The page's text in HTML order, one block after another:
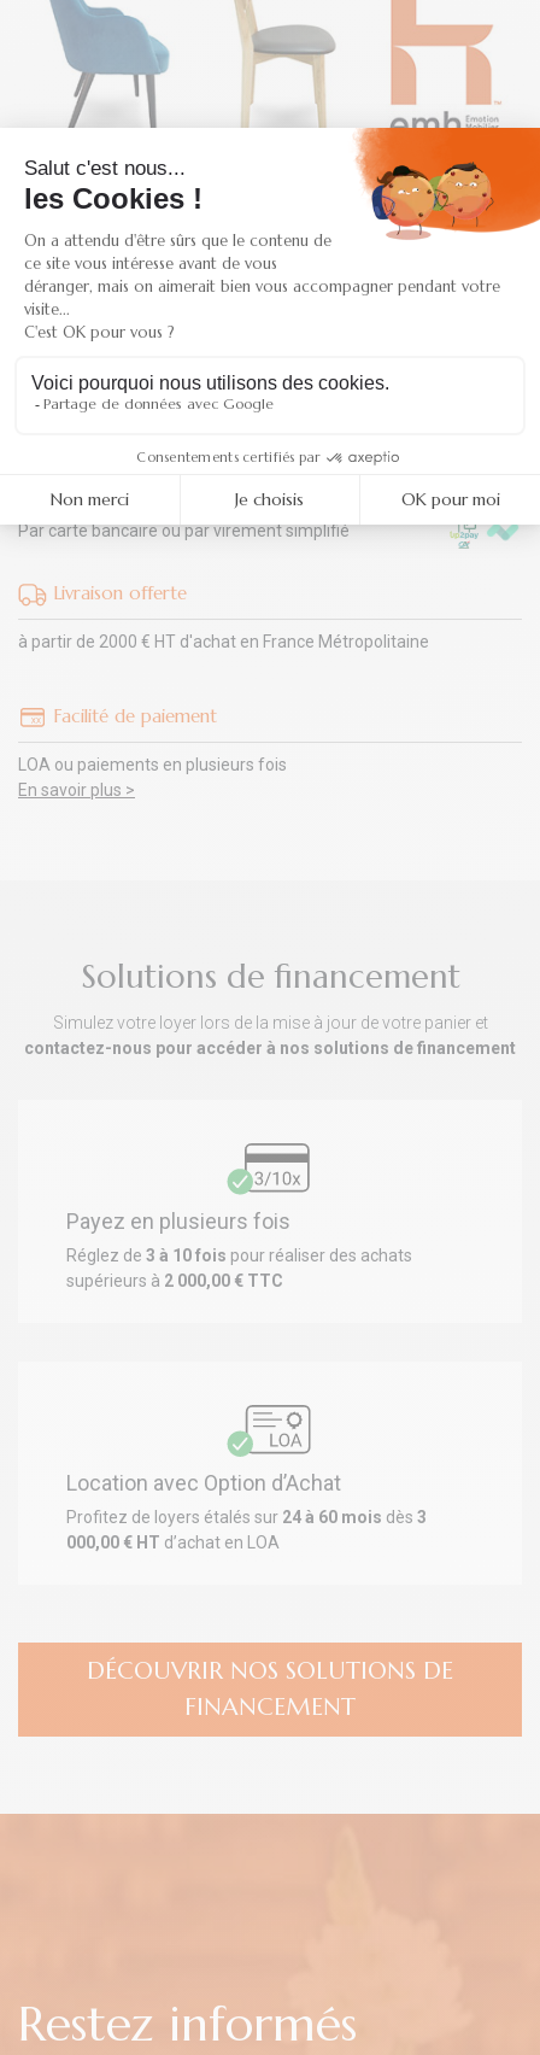
SAV et conseil
du lundi au vendredi au 04 81 65 18 50
Retrait gratuit
300 rue René Descartes
38090 - VAULX-MILIEU
Par carte bancaire ou par virement simplifié
Livraison offerte
à partir de 2000 € HT d'achat en France Métropolitaine
Facilité de paiement
LOA ou paiements en plusieurs fois
En savoir plus >
Solutions de financement
Simulez votre loyer lors de la mise à jour de votre panier et
contactez-nous pour accéder à nos solutions de financement
Payez en plusieurs fois
Réglez de 3 à 10 fois pour réaliser des achats
supérieurs à 2 000,00 € TTC
Location avec Option d’Achat
Profitez de loyers étalés sur 24 à 60 mois dès 3
000,00 € HT d’achat en LOA
DÉCOUVRIR NOS SOLUTIONS DE
FINANCEMENT
Restez informés